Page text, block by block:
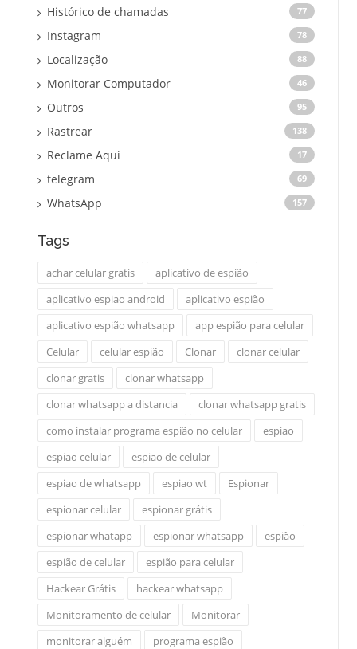
Histórico de chamadas 77
Instagram 78
Localização 88
Monitorar Computador 46
Outros 95
Rastrear 138
Reclame Aqui 17
telegram 69
WhatsApp 157
Tags
achar celular gratis
aplicativo de espião
aplicativo espiao android
aplicativo espião
aplicativo espião whatsapp
app espião para celular
Celular
celular espião Clonar
clonar celular
clonar gratis
clonar whatsapp
clonar whatsapp a distancia
clonar whatsapp gratis
como instalar programa espião no celular
espiao
espiao celular
espiao de celular
espiao de whatsapp
espiao wt
Espionar
espionar celular
espionar grátis
espionar whatapp
espionar whatsapp
espião
espião de celular
espião para celular
Hackear Grátis
hackear whatsapp
Monitoramento de celular
Monitorar
monitorar alguém
programa espião